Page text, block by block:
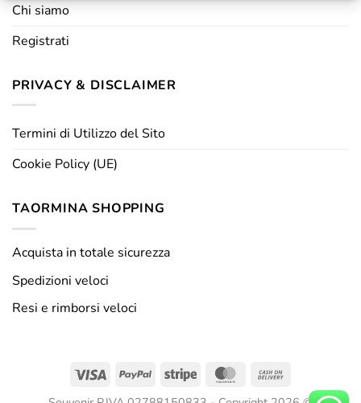
Chi siamo
Registrati
PRIVACY & DISCLAIMER
Termini di Utilizzo del Sito
Cookie Policy (UE)
TAORMINA SHOPPING
Acquista in totale sicurezza
Spedizioni veloci
Resi e rimborsi veloci
Visa PayPal Stripe MasterCard